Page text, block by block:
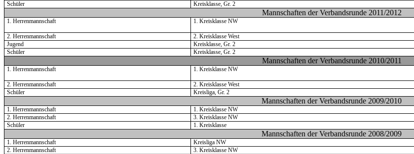
Schüler
Kreisklasse, Gr. 2
Mannschaften der Verbandsrunde 2011/2012
1. Herrenmannschaft 1. Kreisklasse NW
2. Herrenmannschaft
2. Kreisklasse West
Jugend
Kreisklasse, Gr. 2
Schüler
Kreisklasse, Gr. 2
Mannschaften der Verbandsrunde 2010/2011
1. Herrenmannschaft 1. Kreisklasse NW
2. Herrenmannschaft
2. Kreisklasse West
Schüler
Kreisliga, Gr. 2
Mannschaften der Verbandsrunde 2009/2010
1. Herrenmannschaft 1. Kreisklasse NW
2. Herrenmannschaft
3. Kreisklasse NW
Schüler
1. Kreisklasse
Mannschaften der Verbandsrunde 2008/2009
1. Herrenmannschaft Kreisliga NW
2. Herrenmannschaft
3. Kreisklasse NW